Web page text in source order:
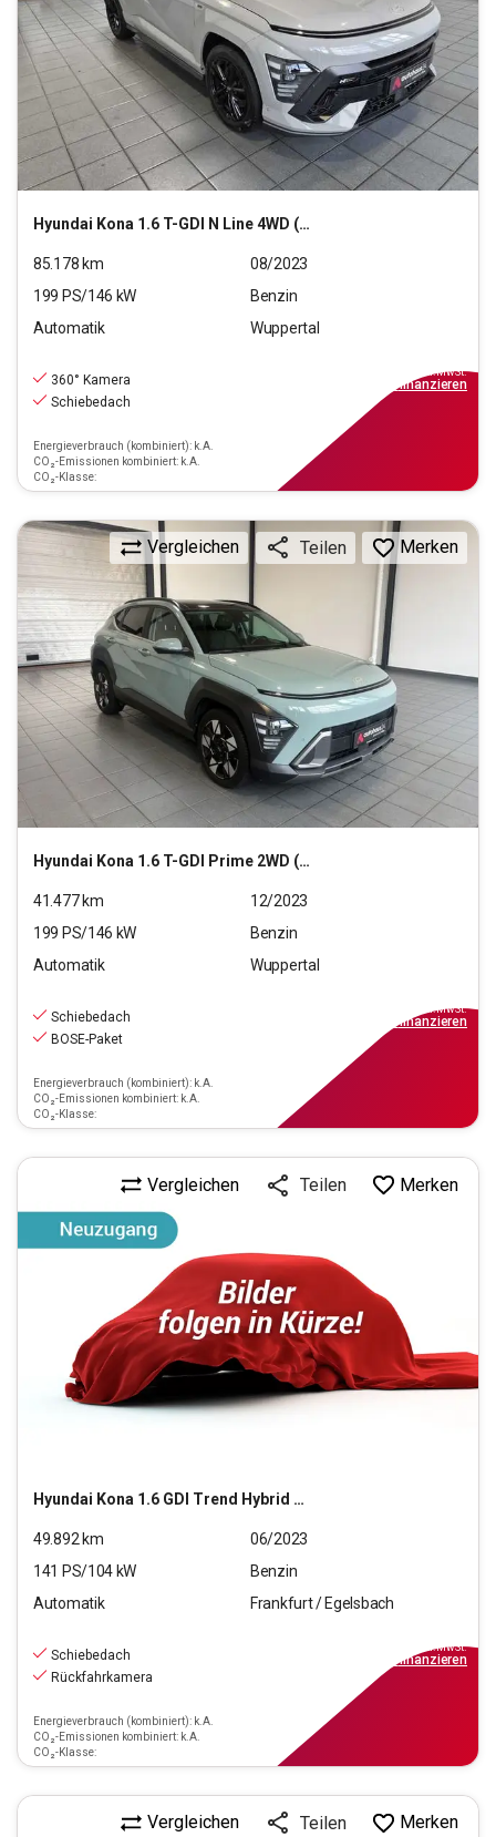
Hyundai Kona 1.6 T-GDI N Line 4WD (EURO 6d)
85.178 km
08/2023
199 PS/146 kW
Benzin
Automatik
Wuppertal
360° Kamera
Schiebedach
Energieverbrauch (kombiniert): k.A.
CO₂-Emissionen kombiniert: k.A.
CO₂-Klasse:
inkl.MwSt.
finanzieren
Hyundai Kona 1.6 T-GDI Prime 2WD (EURO 6d)
Vergleichen Teilen Merken
41.477km
12/2023
199 PS/146 kW
Benzin
Automatik
Wuppertal
Schiebedach
BOSE-Paket
Energieverbrauch (kombiniert): k.A.
CO₂-Emissionen kombiniert: k.A.
CO₂-Klasse:
inkl.MwSt.
finanzieren
Hyundai Kona 1.6 GDI Trend Hybrid 2WD (EURO 6d)
Vergleichen Teilen Merken
49.892km
06/2023
141 PS/104kW
Benzin
Automatik
Frankfurt / Egelsbach
Schiebedach
Rückfahrkamera
Energieverbrauch (kombiniert): k.A.
CO₂-Emissionen kombiniert: k.A.
CO₂-Klasse:
inkl.MwSt.
finanzieren
Vergleichen Teilen Merken